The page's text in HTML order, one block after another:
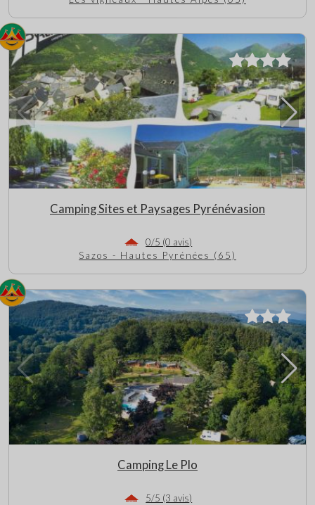
Camping Sites et Paysages Pyrénévasion
0/5 (0 avis)
Sazos - Hautes Pyrénées (65)
Camping Le Plo
5/5 (3 avis)